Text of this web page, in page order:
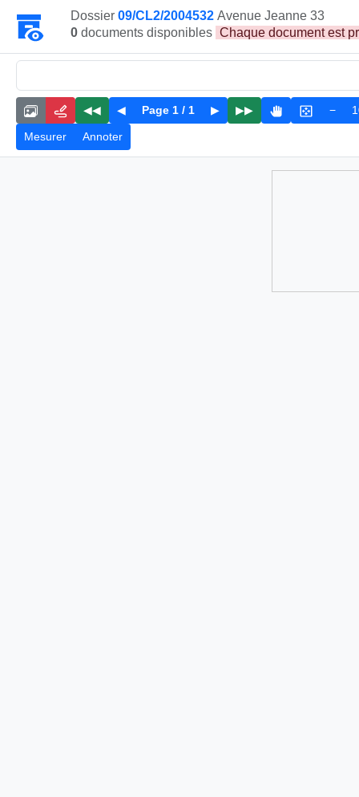
Dossier 09/CL2/2004532 Avenue Jeanne 33
0 documents disponibles Chaque document est
◀◀ ◀ Page 1/ 1 ▶ ▶▶ −
Mesurer Annoter